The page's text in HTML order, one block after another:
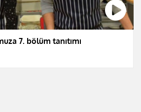
7. bölüm tanıtımı